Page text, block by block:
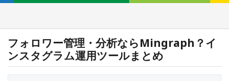
フォロワー管理・分析ならMingraph？イ
ンスタグラム運用ツールまとめ